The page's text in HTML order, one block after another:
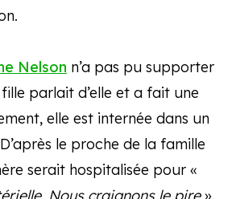
Nelson n’a pas pu supporter
parlait d’elle et a fait une
elle est internée dans un
D’après le proche de la famille
serait hospitalisée pour «
Nous craignons le pire».